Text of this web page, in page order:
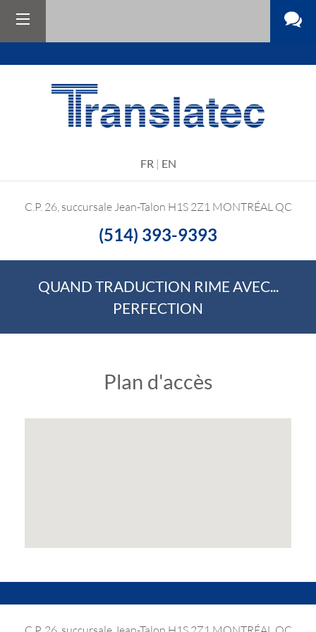
FR | EN
C.P. 26, succursale Jean-Talon H1S 2Z1 MONTRÉAL QC
(514) 393-9393
QUAND TRADUCTION RIME AVEC...
PERFECTION
Plan d'accès